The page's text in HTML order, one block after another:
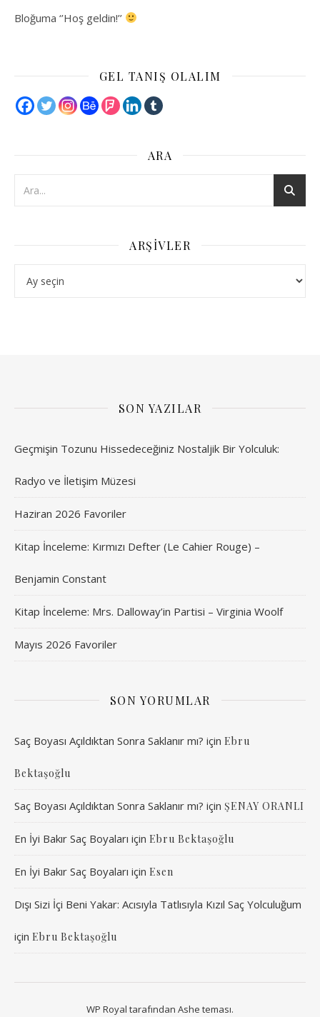
Bloğuma ‘’Hoş geldin!’’
GEL TANIŞ OLALIM
ARA
ARŞIVLER
SON YAZILAR
Geçmişin Tozunu Hissedeceğiniz Nostaljik Bir Yolculuk:
Radyo ve İletişim Müzesi
Haziran 2026 Favoriler
Kitap İnceleme: Kırmızı Defter (Le Cahier Rouge) –
Benjamin Constant
Kitap İnceleme: Mrs. Dalloway’in Partisi – Virginia Woolf
Mayıs 2026 Favoriler
SON YORUMLAR
Saç Boyası Açıldıktan Sonra Saklanır mı? için Ebru
Bektaşoğlu
Saç Boyası Açıldıktan Sonra Saklanır mı? için ŞENAY ORANLI
En İyi Bakır Saç Boyaları için Ebru Bektaşoğlu
En İyi Bakır Saç Boyaları için Esen
Dışı Sizi İçi Beni Yakar: Acısıyla Tatlısıyla Kızıl Saç Yolculuğum
için Ebru Bektaşoğlu
WP Royal tarafından Ashe teması.